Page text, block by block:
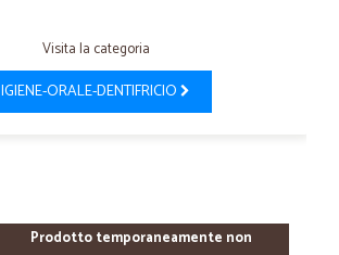
Visita la categoria
IGIENE-ORALE-DENTIFRICIO
Prodotto temporaneamente non